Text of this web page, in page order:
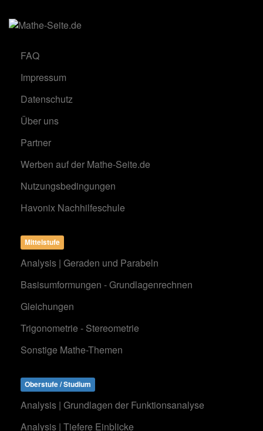
FAQ
Impressum
Datenschutz
Über uns
Partner
Werben auf der Mathe-Seite.de
Nutzungsbedingungen
Havonix Nachhilfeschule
Mittelstufe
Analysis | Geraden und Parabeln
Basisumformungen - Grundlagenrechnen
Gleichungen
Trigonometrie - Stereometrie
Sonstige Mathe-Themen
Oberstufe / Studium
Analysis | Grundlagen der Funktionsanalyse
Analysis | Tiefere Einblicke